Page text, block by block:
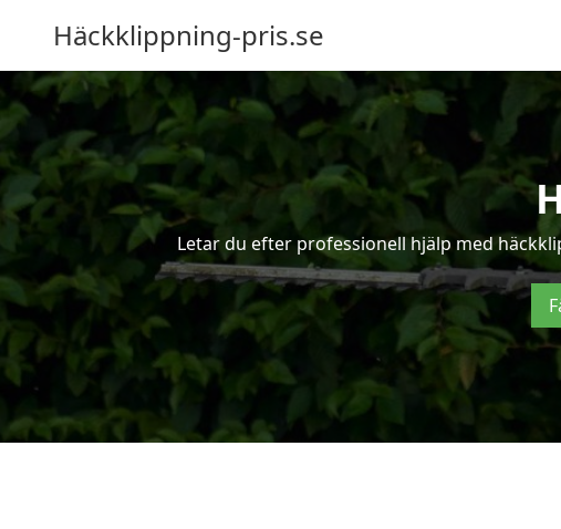
Häckklippning-pris.se
Letar du efter professionell hjälp med